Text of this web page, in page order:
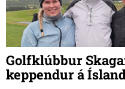
Golfklúbbur
keppendur á